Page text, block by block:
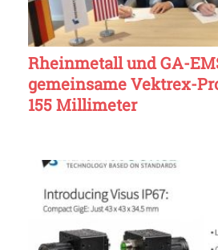
Rheinmetall und GA-
gemeinsame Vektrex-
155 Millimeter